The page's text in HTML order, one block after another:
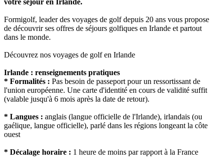
votre séjour en Irlande.
Formigolf, leader des voyages de golf depuis 20 ans vous propose
de découvrir ses offres de séjours golfiques en Irlande et partout
dans le monde.
Découvrez nos voyages de golf en Irlande
Irlande : renseignements pratiques
* Formalités : Pas besoin de passeport pour un ressortissant de
l'union européenne. Une carte d'identité en cours de validité suffit
(valable jusqu'à 6 mois après la date de retour).
* Langues : anglais (langue officielle de l'Irlande), irlandais (ou
gaélique, langue officielle), parlé dans les régions longeant la côte
ouest
* Décalage horaire : 1 heure de moins par rapport à la France